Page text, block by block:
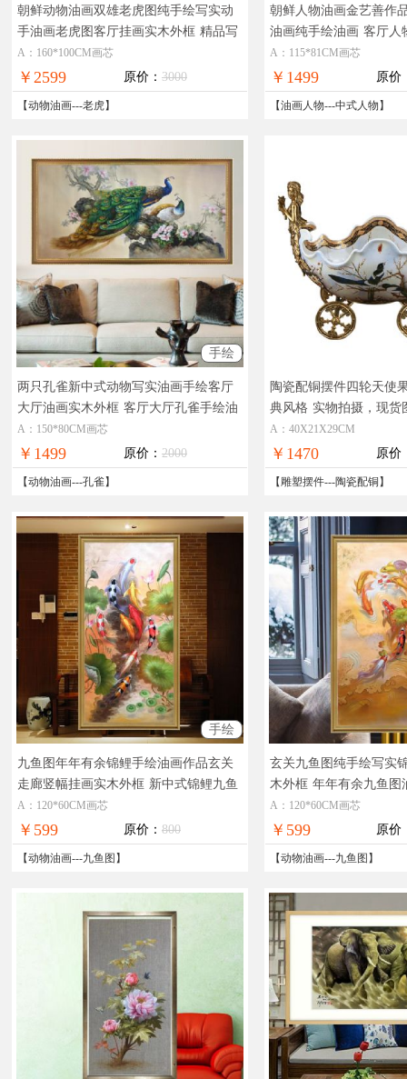
朝鲜动物油画双雄老虎图纯手绘写实动
手油画老虎图客厅挂画实木外框 精品写
实老虎动物油画
A：160*100CM画芯
￥2599 原价： 3000
【动物油画---老虎】
朝鲜人物油画金艺善作
油画纯手绘油画 客厅人
A：115*81CM画芯
￥1499 原价
【油画人物---中式人物 】
手绘
两只孔雀新中式动物写实油画手绘客厅
大厅油画实木外框 客厅大厅孔雀手绘油
画
A：150*80CM画芯
￥1499 原价： 2000
【动物油画---孔雀 】
陶瓷配铜摆件四轮天使
典风格 实物拍摄，现货
付，全国免邮
A：40X21X29CM
￥1470 原价
【雕塑摆件---陶瓷配铜 】
手绘
九鱼图年年有余锦鲤手绘油画作品玄关
走廊竖幅挂画实木外框 新中式锦鲤九鱼
图油画作品
A：120*60CM画芯
￥599 原价： 800
【动物油画---九鱼图 】
玄关九鱼图纯手绘写实
木外框 年年有余九鱼图
A：120*60CM画芯
￥599 原价
【动物油画---九鱼图 】